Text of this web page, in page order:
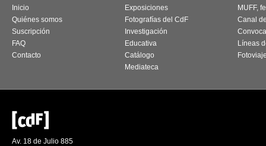
Inicio
Quiénes somos
Suscripción
FAQ
Contacto
Exposiciones
Fotografías del CdF
Investigación
Educativa
Catálogo
Mediateca
MUFF,
Canal
Líneas
Av. 18 de Julio 885